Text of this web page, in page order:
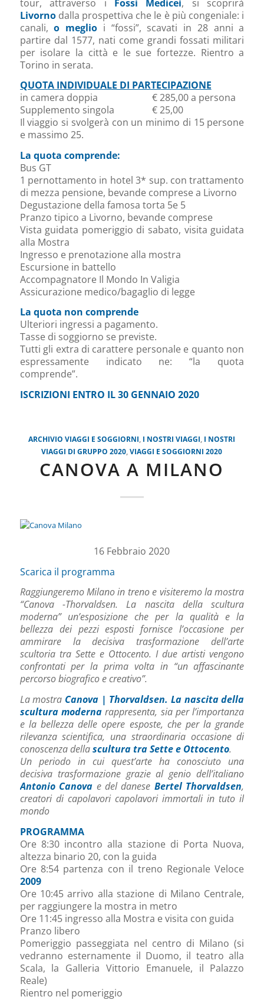
tour, attraverso i Fossi Medicei, si scoprirà
Livornodalla prospettiva che le è più congeniale: i
canali,o meglio i “fossi”, scavati in 28 anni a
partire dal 1577, nati come grandi fossati militari
per isolare la città e le sue fortezze. Rientro a
Torino in serata.
QUOTA INDIVIDUALE DI PARTECIPAZIONE
in camera doppia € 285,00 a persona
Supplemento singola € 25,00
Il viaggio si svolgerà con un minimo di 15 persone
e massimo 25.
La quota comprende:
Bus GT
1 pernottamento in hotel 3* sup. con trattamento
di mezza pensione, bevande comprese a Livorno
Degustazione della famosa torta 5e 5
Pranzo tipico a Livorno, bevande comprese
Vista guidata pomeriggio di sabato, visita guidata
alla Mostra
Ingresso e prenotazione alla mostra
Escursione in battello
Accompagnatore Il Mondo In Valigia
Assicurazione medico/bagaglio di legge
La quota non comprende
Ulteriori ingressi a pagamento.
Tasse di soggiorno se previste.
Tutti gli extra di carattere personale e quanto non
espressamente indicato ne: “la quota
comprende”.
ISCRIZIONI ENTRO IL 30 GENNAIO 2020
ARCHIVIO VIAGGI E SOGGIORNI I NOSTRI VIAGGI I NOSTRI
VIAGGI DI GRUPPO 2020 ,VIAGGI E SOGGIORNI 2020
CANOVA A MILANO
16 Febbraio 2020
Scarica il programma
Raggiungeremo Milano in treno e visiteremo la mostra
“Canova -Thorvaldsen. La nascita della scultura
moderna” un’esposizione che per la qualità e la
bellezza dei pezzi esposti fornisce l’occasione per
ammirare la decisiva trasformazione dell’arte
scultoria tra Sette e Ottocento. I due artisti vengono
confrontati per la prima volta in “un affascinante
percorso biografico e creativo”.
La mostra Canova | Thorvaldsen.La nascita della
scultura modernarappresenta, sia per l’importanza
e la bellezza delle opere esposte, che per la grande
rilevanza scientifica, una straordinaria occasione di
conoscenza dellascultura tra Sette e Ottocento.
Un periodo in cui quest’arte ha conosciuto una
decisiva trasformazione grazie al genio dell’italiano
Antonio Canova e del danese Bertel Thorvaldsen,
creatori di capolavori capolavori immortali in tuto il
mondo
PROGRAMMA
Ore 8:30 incontro alla stazione di Porta Nuova,
altezza binario 20, con la guida
Ore 8:54 partenza con il treno Regionale Veloce
2009
Ore 10:45 arrivo alla stazione di Milano Centrale,
per raggiungere la mostra in metro
Ore 11:45 ingresso alla Mostra e visita con guida
Pranzo libero
Pomeriggio passeggiata nel centro di Milano (si
vedranno esternamente il Duomo, il teatro alla
Scala, la Galleria Vittorio Emanuele, il Palazzo
Reale)
Rientro nel pomeriggio